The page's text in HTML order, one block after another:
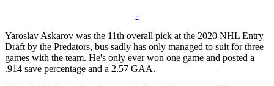
-
Yaroslav Askarov was the 11th overall pick at the 2020 NHL Entry
Draft by the Predators, bus sadly has only managed to suit for three
games with the team. He's only ever won one game and posted a
.914 save percentage and a 2.57 GAA.